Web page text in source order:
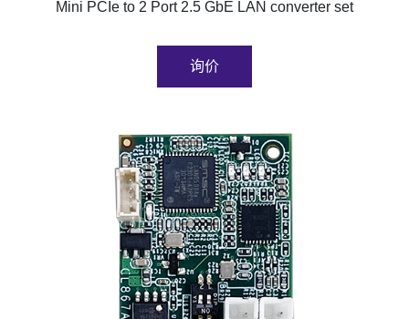
Mini PCIe to 2 Port 2.5 GbE LAN converter set
询价